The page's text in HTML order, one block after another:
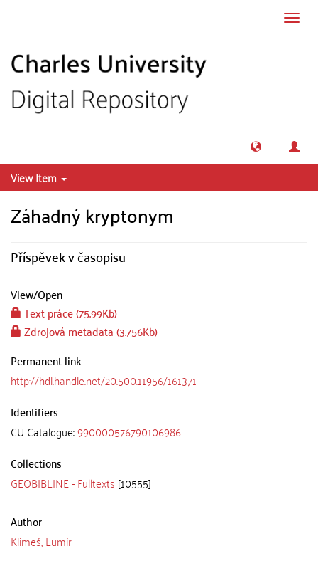
View Item
Záhadný kryptonym
Příspěvek v časopisu
View/Open
Text práce (75.99Kb)
Zdrojová metadata (3.756Kb)
Permanent link
http://hdl.handle.net/20.500.11956/161371
Identifiers
CU Catalogue:990000576790106986
Collections
GEOBIBLINE - Fulltexts [10555]
Author
Klimeš, Lumír